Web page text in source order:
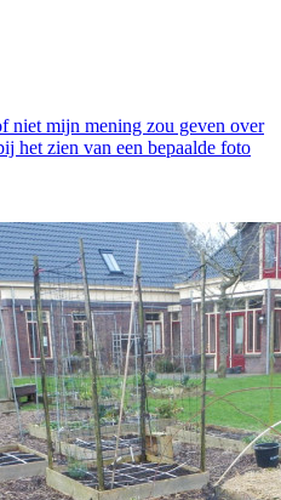
mijn mening zou geven over
het zien van een bepaalde foto